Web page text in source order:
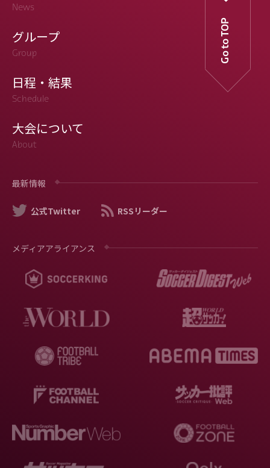
News
グループ
Group
日程・結果
Schedule
大会について
About
最新情報
公式Twitter RSSリーダー
メディアアライアンス
Go to TOP